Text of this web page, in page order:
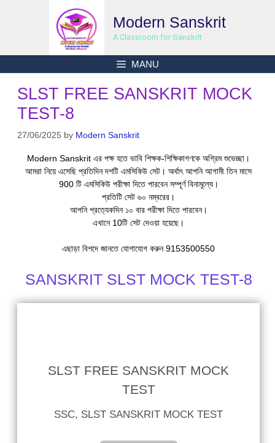
Modern Sanskrit
A Classroom for Sanskrit
MANU
SLST FREE SANSKRIT MOCK
TEST-8
27/06/2025 by Modern Sanskrit
Modern Sanskrit এর পক্ষ হতে ভাবি শিক্ষক-শিক্ষিকাগণকে অগ্রিম শুভেচ্ছা।
আমরা নিয়ে এসেছি প্রতিদিন দশটি এমসিকিউ সেট। অর্থাৎ আপনি আগামী তিন মাসে
900 টি এমসিকিউ পরীক্ষা দিতে পারবেন সম্পূর্ণ বিনামূল্যে।
প্রতিটি সেট ৬০ নম্বরের।
আপনি প্রত্যেকদিন ১০ বার পরীক্ষা দিতে পারবেন।
এখানে 10টি সেট দেওয়া হয়েছে।
এছাড়া বিশদে জানতে যোগাযোগ করুন 9153500550
SANSKRIT SLST MOCK TEST-8
SLST FREE SANSKRIT MOCK
TEST
SSC, SLST SANSKRIT MOCK TEST